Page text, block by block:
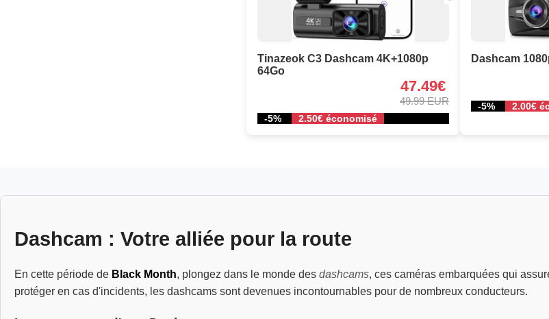
Tinazeok C3 Dashcam 4K+1080p
64Go
47.49€
49.99 EUR
-5% 2.50€ économisé
Dashcam
-5% 2.00€
Dashcam : Votre alliée pour la route
En cette période de Black Month, plongez dans le monde des dashcams, ces caméras embarquées qui
protéger en cas d'incidents, les dashcams sont devenues incontournables pour de nombreux conducteurs.